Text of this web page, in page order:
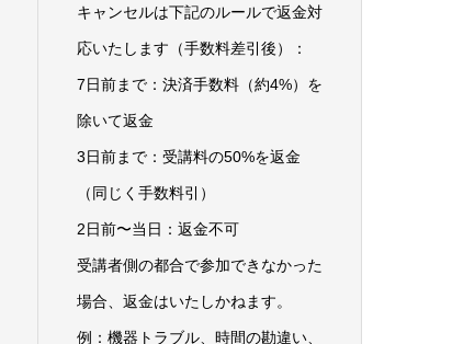
キャンセルは下記のルールで返金対
応いたします（手数料差引後）：
7日前まで：決済手数料（約4%）を
除いて返金
3日前まで：受講料の50%を返金
（同じく手数料引）
2日前〜当日：返金不可
受講者側の都合で参加できなかった
場合、返金はいたしかねます。
例：機器トラブル、時間の勘違い、